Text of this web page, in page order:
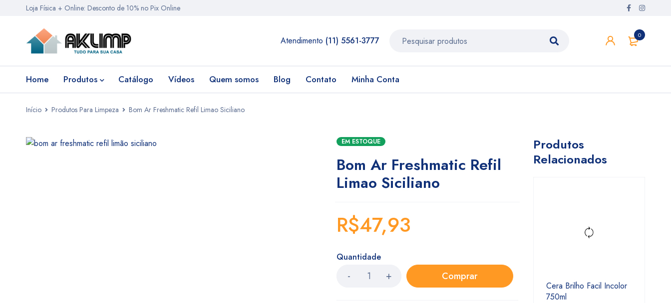
Loja Física + Online: Desconto de 10% no Pix Online
0
Atendimento (11) 5561-3777
Home Produtos Catálogo Vídeos Quem somos Blog Contato Minha Conta
Início Produtos Para Limpeza Bom Ar Freshmatic Refil Limao Siciliano
EM ESTOQUE
Bom Ar Freshmatic Refil
Limao Siciliano
R$47,93
Quantidade
Comprar
Produtos
Relacionados
Cera Brilho Facil Incolor
750ml